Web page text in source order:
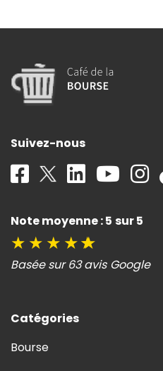
Suivez-nous
Note moyenne : 5 sur 5
★ ★ ★ ★★
Basée sur 63 avis Google
Catégories
Bourse